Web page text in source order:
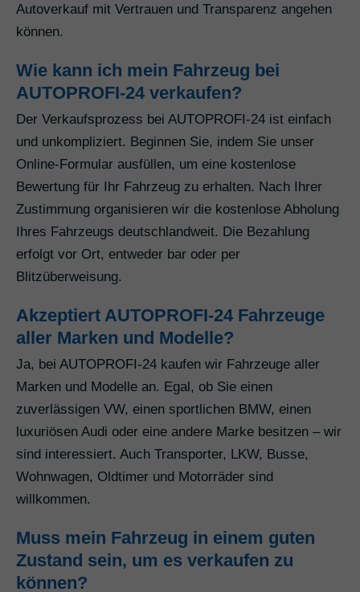
Autoverkauf mit Vertrauen und Transparenz angehen
können.
Wie kann ich mein Fahrzeug bei
AUTOPROFI-24 verkaufen?
Der Verkaufsprozess bei AUTOPROFI-24 ist einfach
und unkompliziert. Beginnen Sie, indem Sie unser
Online-Formular ausfüllen, um eine kostenlose
Bewertung für Ihr Fahrzeug zu erhalten. Nach Ihrer
Zustimmung organisieren wir die kostenlose Abholung
Ihres Fahrzeugs deutschlandweit. Die Bezahlung
erfolgt vor Ort, entweder bar oder per
Blitzüberweisung.
Akzeptiert AUTOPROFI-24 Fahrzeuge
aller Marken und Modelle?
Ja, bei AUTOPROFI-24 kaufen wir Fahrzeuge aller
Marken und Modelle an. Egal, ob Sie einen
zuverlässigen VW, einen sportlichen BMW, einen
luxuriösen Audi oder eine andere Marke besitzen – wir
sind interessiert. Auch Transporter, LKW, Busse,
Wohnwagen, Oldtimer und Motorräder sind
willkommen.
Muss mein Fahrzeug in einem guten
Zustand sein, um es verkaufen zu
können?